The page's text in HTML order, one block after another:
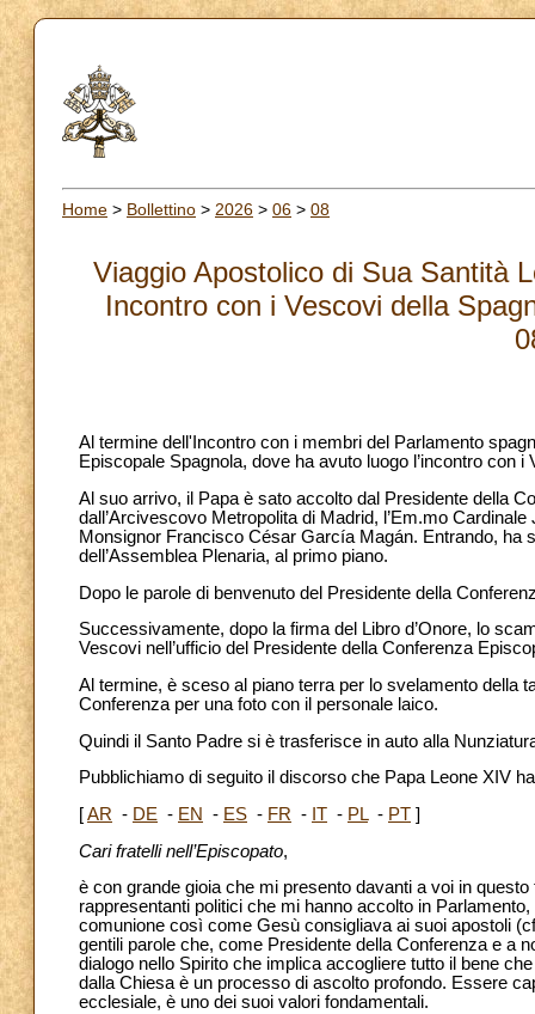
Home > Bollettino > 2026 > 06 > 08
Viaggio Apostolico di Sua Santità
Incontro con i Vescovi della
Al termine dell'Incontro con i membri del Parlamento
Episcopale Spagnola, dove ha avuto luogo l’incontro con i
Al suo arrivo, il Papa è sato accolto dal Presidente della
dall’Arcivescovo Metropolita di Madrid, l’Em.mo
Monsignor Francisco César García Magán. Entrando, ha
dell’Assemblea Plenaria, al primo piano.
Dopo le parole di benvenuto del Presidente della
Successivamente, dopo la firma del Libro d’Onore, lo
Vescovi nell’ufficio del Presidente della Conferenza
Al termine, è sceso al piano terra per lo svelamento della
Conferenza per una foto con il personale laico.
Quindi il Santo Padre si è trasferisce in auto alla
Pubblichiamo di seguito il discorso che Papa Leone XIV
[AR - DE - EN - ES - FR - IT - PL- PT ]
Cari fratelli nell’Episcopato,
è con grande gioia che mi presento davanti a voi in
rappresentanti politici che mi hanno accolto in
comunione così come Gesù consigliava ai suoi apostoli
gentili parole che, come Presidente della Conferenza e a
dialogo nello Spirito che implica accogliere tutto il bene
dalla Chiesa è un processo di ascolto profondo. Essere
ecclesiale, è uno dei suoi valori fondamentali.